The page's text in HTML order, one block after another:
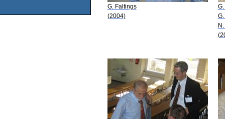
G. Faltings
(2004)